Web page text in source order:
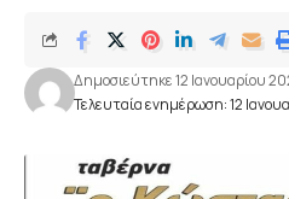
Τελευταία ενημέρωση: 12
Δημοσιεύτηκε 12 Ιανουαρίου